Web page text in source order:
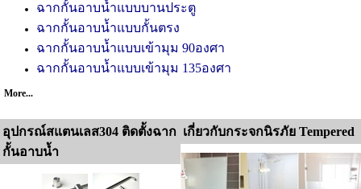
ฉากกั้นอาบน้ำแบบบานประตู
ฉากกั้นอาบน้ำแบบกั้นตรง
ฉากกั้นอาบน้ำแบบเข้ามุม 90องศา
ฉากกั้นอาบน้ำแบบเข้ามุม 135องศา
More...
อุปกรณ์สแตนเลส304 ติดตั้งฉาก
กั้นอาบน้ำ
เกี่ยวกับกระจกนิรภัย Tempered